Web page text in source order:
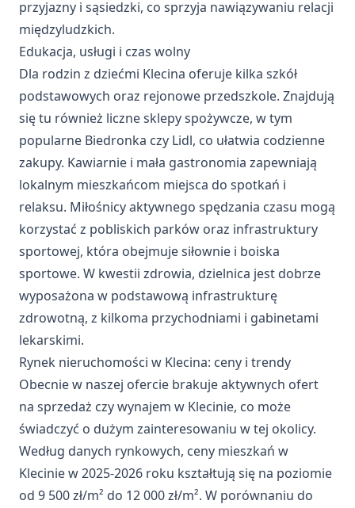
przyjazny i sąsiedzki, co sprzyja nawiązywaniu relacji
międzyludzkich.
Edukacja, usługi i czas wolny
Dla rodzin z dziećmi Klecina oferuje kilka szkół
podstawowych oraz rejonowe przedszkole. Znajdują
się tu również liczne sklepy spożywcze, w tym
popularne Biedronka czy Lidl, co ułatwia codzienne
zakupy. Kawiarnie i mała gastronomia zapewniają
lokalnym mieszkańcom miejsca do spotkań i
relaksu. Miłośnicy aktywnego spędzania czasu mogą
korzystać z pobliskich parków oraz infrastruktury
sportowej, która obejmuje siłownie i boiska
sportowe. W kwestii zdrowia, dzielnica jest dobrze
wyposażona w podstawową infrastrukturę
zdrowotną, z kilkoma przychodniami i gabinetami
lekarskimi.
Rynek nieruchomości w Klecina: ceny i trendy
Obecnie w naszej ofercie brakuje aktywnych ofert
na sprzedaż czy wynajem w Klecinie, co może
świadczyć o dużym zainteresowaniu w tej okolicy.
Według danych rynkowych, ceny mieszkań w
Klecinie w 2025-2026 roku kształtują się na poziomie
od 9 500 zł/m² do 12 000 zł/m². W porównaniu do